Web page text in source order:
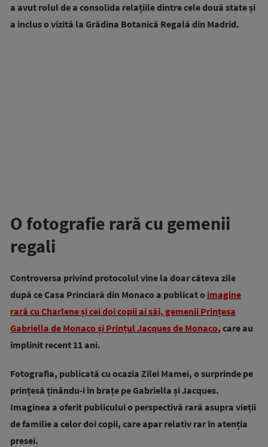
a avut rolul de a consolida relațiile dintre cele două state și
a inclus o vizită la Grădina Botanică Regală din Madrid.
O fotografie rară cu gemenii
regali
Controversa privind protocolul vine la doar câteva zile
după ce Casa Princiară din Monaco a publicat o imagine
rară cu Charlene și cei doi copii ai săi, gemenii Prințesa
Gabriella de Monaco și Prințul Jacques de Monaco, care au
împlinit recent 11 ani.
Fotografia, publicată cu ocazia Zilei Mamei, o surprinde pe
prințesă ținându-i în brațe pe Gabriella și Jacques.
Imaginea a oferit publicului o perspectivă rară asupra vieții
de familie a celor doi copii, care apar relativ rar în atenția
presei.